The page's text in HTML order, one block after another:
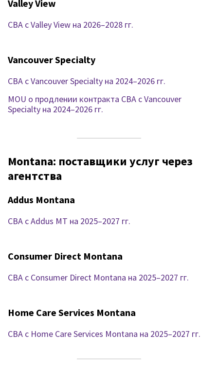
Valley View
CBA с Valley View на 2026–2028 гг.
Vancouver Specialty
CBA с Vancouver Specialty на 2024–2026 гг.
MOU о продлении контракта CBA с Vancouver
Specialty на 2024–2026 гг.
Montana: поставщики услуг через
агентства
Addus Montana
CBA с Addus MT на 2025–2027 гг.
Consumer Direct Montana
CBA с Consumer Direct Montana на 2025–2027 гг.
Home Care Services Montana
CBA с Home Care Services Montana на 2025–2027 гг.